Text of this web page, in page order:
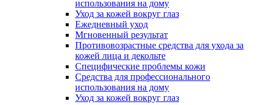
использования на дому
Уход за кожей вокруг глаз
Ежедневный уход
Мгновенный результат
Противовозрастные средства для ухода за
кожей лица и декольте
Специфические проблемы кожи
Средства для профессионального
использования на дому
Уход за кожей вокруг глаз